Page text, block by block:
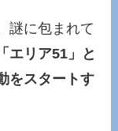
謎に包まれて
「エリア51」と
をスタートす